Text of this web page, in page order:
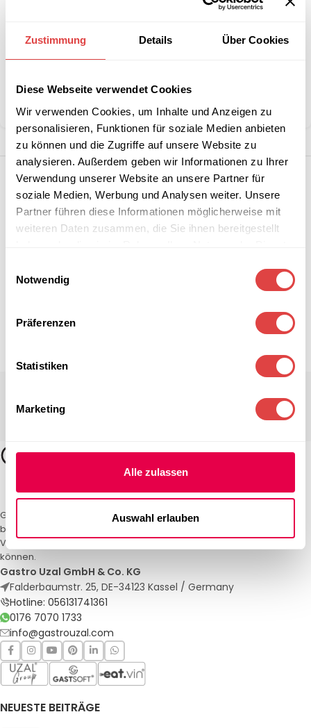
Zustimmung Details Über Cookies
Diese Webseite verwendet Cookies
Wir verwenden Cookies, um Inhalte und Anzeigen zu
personalisieren, Funktionen für soziale Medien anbieten
zu können und die Zugriffe auf unsere Website zu
analysieren. Außerdem geben wir Informationen zu Ihrer
Verwendung unserer Website an unsere Partner für
soziale Medien, Werbung und Analysen weiter. Unsere
Partner führen diese Informationen möglicherweise mit
weiteren Daten zusammen, die Sie ihnen bereitgestellt
Notwendig
Präferenzen
Statistiken
Marketing
Alle zulassen
Auswahl erlauben
Stückzahlen?
B2B-Angebot
Kategorie: Waffel-, Pancake- & Crepeeisen
Teilen:
Gastro Uzal – Ihr Spezialist für Gastronomiemöbel und -textilien. Wir
bieten maßgeschneiderte Lösungen für Restaurants, Hotels und
Veranstaltungen. Qualität und Service, auf die Sie sich verlassen
können.
Gastro Uzal GmbH & Co. KG
Falderbaumstr. 25, DE-34123 Kassel / Germany
Hotline: 056131741361
0176 7070 1733
info@gastrouzal.com
NEUESTE BEITRÄGE